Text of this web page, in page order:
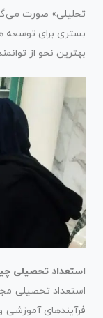
تحلیلی» صورت
بستری برای توسعه
بهترین نحو از
استعداد تحصیلی
استعداد تحصیلی
فرآیندهای